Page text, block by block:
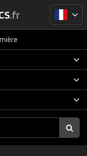
.fr